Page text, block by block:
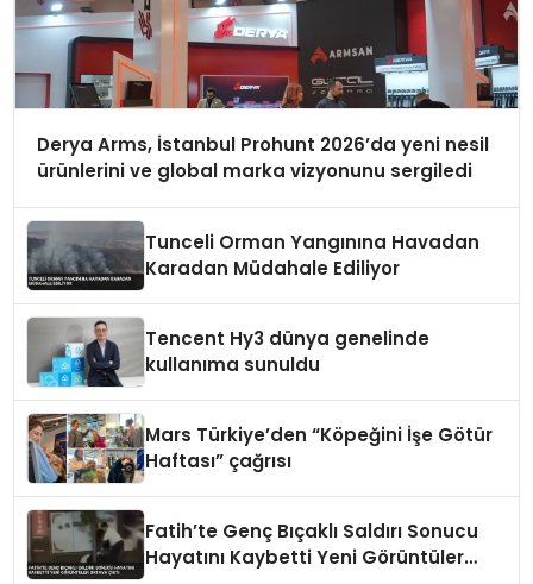
Derya Arms, İstanbul Prohunt 2026’da yeni nesil
ürünlerini ve global marka vizyonunu sergiledi
Tunceli Orman Yangınına Havadan
Karadan Müdahale Ediliyor
Tencent Hy3 dünya genelinde
kullanıma sunuldu
Mars Türkiye’den “Köpeğini İşe Götür
Haftası” çağrısı
Fatih’te Genç Bıçaklı Saldırı Sonucu
Hayatını Kaybetti Yeni Görüntüler